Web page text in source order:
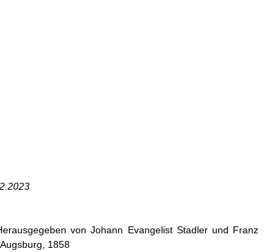
von Johann Evangelist Stadler und Franz
1858